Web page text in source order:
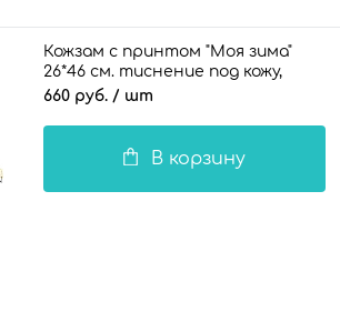
Кожзам с принтом "Моя зима"
26*46 см. тиснение под кожу,
голубой
660 руб. / шт
В корзину